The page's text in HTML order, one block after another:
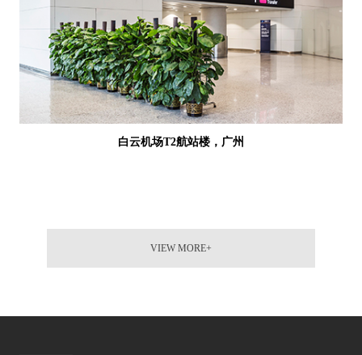
白云机场T2航站楼，广州
VIEW MORE+